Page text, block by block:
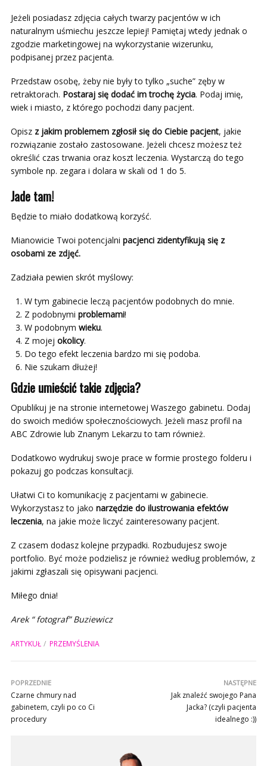
Jeżeli posiadasz zdjęcia całych twarzy pacjentów w ich
naturalnym uśmiechu jeszcze lepiej! Pamiętaj wtedy jednak o
zgodzie marketingowej na wykorzystanie wizerunku,
podpisanej przez pacjenta.
Przedstaw osobę, żeby nie były to tylko „suche” zęby w
retraktorach. Postaraj się dodać im trochę życia. Podaj imię,
wiek i miasto, z którego pochodzi dany pacjent.
Opisz z jakim problemem zgłosił się do Ciebie pacjent, jakie
rozwiązanie zostało zastosowane. Jeżeli chcesz możesz też
określić czas trwania oraz koszt leczenia. Wystarczą do tego
symbole np. zegara i dolara w skali od 1 do 5.
Jade tam!
Będzie to miało dodatkową korzyść.
Mianowicie Twoi potencjalni pacjenci zidentyfikują się z
osobami ze zdjęć.
Zadziała pewien skrót myślowy:
W tym gabinecie leczą pacjentów podobnych do mnie.
Z podobnymi problemami!
W podobnym wieku.
Z mojej okolicy.
Do tego efekt leczenia bardzo mi się podoba.
Nie szukam dłużej!
Gdzie umieścić takie zdjęcia?
Opublikuj je na stronie internetowej Waszego gabinetu. Dodaj
do swoich mediów społecznościowych. Jeżeli masz profil na
ABC Zdrowie lub Znanym Lekarzu to tam również.
Dodatkowo wydrukuj swoje prace w formie prostego folderu i
pokazuj go podczas konsultacji.
Ułatwi Ci to komunikację z pacjentami w gabinecie.
Wykorzystasz to jako narzędzie do ilustrowania efektów
leczenia, na jakie może liczyć zainteresowany pacjent.
Z czasem dodasz kolejne przypadki. Rozbudujesz swoje
portfolio. Być może podzielisz je również według problemów, z
jakimi zgłaszali się opisywani pacjenci.
Miłego dnia!
Arek “ fotograf” Buziewicz
ARTYKUŁ PRZEMYŚLENIA
POPRZEDNIE
Czarne chmury nad
gabinetem, czyli po co Ci
procedury
NASTĘPNE
Jak znaleźć swojego Pana
Jacka? (czyli pacjenta
idealnego :))